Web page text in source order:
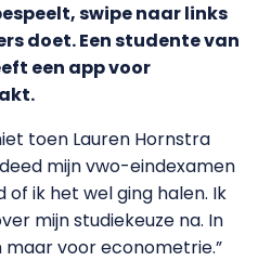
swipe naar links
doet. Een studente van
een app voor
toen Lauren Hornstra
mijn vwo-eindexamen
ik het wel ging halen. Ik
mijn studiekeuze na. In
voor econometrie.”